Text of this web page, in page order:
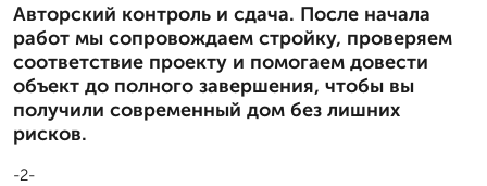
Авторский контроль и сдача. После начала
работ мы сопровождаем стройку, проверяем
соответствие проекту и помогаем довести
объект до полного завершения, чтобы вы
получили современный дом без лишних
рисков.
-2-